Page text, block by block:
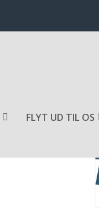
FLYT UD TIL OS